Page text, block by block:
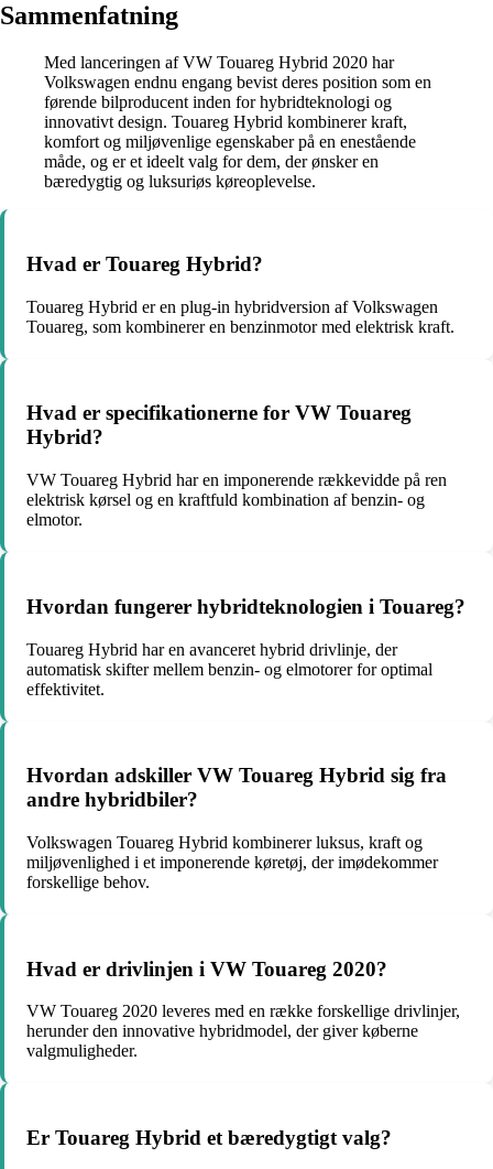
Sammenfatning
Med lanceringen af VW Touareg Hybrid 2020 har
Volkswagen endnu engang bevist deres position som en
førende bilproducent inden for hybridteknologi og
innovativt design. Touareg Hybrid kombinerer kraft,
komfort og miljøvenlige egenskaber på en enestående
måde, og er et ideelt valg for dem, der ønsker en
bæredygtig og luksuriøs køreoplevelse.
Hvad er Touareg Hybrid?
Touareg Hybrid er en plug-in hybridversion af Volkswagen
Touareg, som kombinerer en benzinmotor med elektrisk kraft.
Hvad er specifikationerne for VW Touareg
Hybrid?
VW Touareg Hybrid har en imponerende rækkevidde på ren
elektrisk kørsel og en kraftfuld kombination af benzin- og
elmotor.
Hvordan fungerer hybridteknologien i Touareg?
Touareg Hybrid har en avanceret hybrid drivlinje, der
automatisk skifter mellem benzin- og elmotorer for optimal
effektivitet.
Hvordan adskiller VW Touareg Hybrid sig fra
andre hybridbiler?
Volkswagen Touareg Hybrid kombinerer luksus, kraft og
miljøvenlighed i et imponerende køretøj, der imødekommer
forskellige behov.
Hvad er drivlinjen i VW Touareg 2020?
VW Touareg 2020 leveres med en række forskellige drivlinjer,
herunder den innovative hybridmodel, der giver køberne
valgmuligheder.
Er Touareg Hybrid et bæredygtigt valg?